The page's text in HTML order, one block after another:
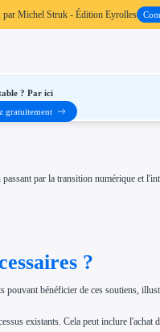
par Michel Struk - Édition Eyrolles
? Par ici
gratuitement
par la transition numérique et
?
bénéficier de ces soutiens,
existants. Cela peut inclure l'achat